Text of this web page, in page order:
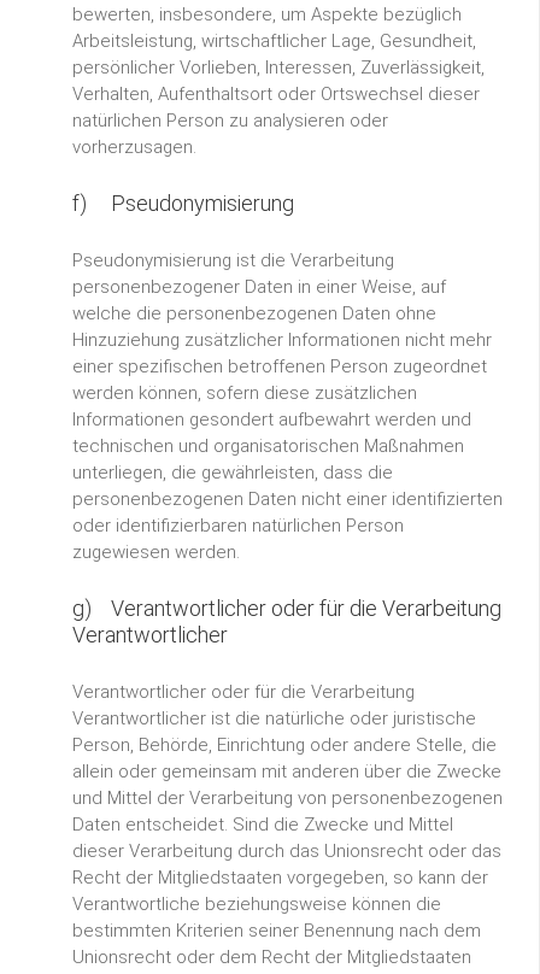
bewerten, insbesondere, um Aspekte bezüglich
Arbeitsleistung, wirtschaftlicher Lage, Gesundheit,
persönlicher Vorlieben, Interessen, Zuverlässigkeit,
Verhalten, Aufenthaltsort oder Ortswechsel dieser
natürlichen Person zu analysieren oder
vorherzusagen.
f) Pseudonymisierung
Pseudonymisierung ist die Verarbeitung
personenbezogener Daten in einer Weise, auf
welche die personenbezogenen Daten ohne
Hinzuziehung zusätzlicher Informationen nicht mehr
einer spezifischen betroffenen Person zugeordnet
werden können, sofern diese zusätzlichen
Informationen gesondert aufbewahrt werden und
technischen und organisatorischen Maßnahmen
unterliegen, die gewährleisten, dass die
personenbezogenen Daten nicht einer identifizierten
oder identifizierbaren natürlichen Person
zugewiesen werden.
g) Verantwortlicher oder für die Verarbeitung
Verantwortlicher
Verantwortlicher oder für die Verarbeitung
Verantwortlicher ist die natürliche oder juristische
Person, Behörde, Einrichtung oder andere Stelle, die
allein oder gemeinsam mit anderen über die Zwecke
und Mittel der Verarbeitung von personenbezogenen
Daten entscheidet. Sind die Zwecke und Mittel
dieser Verarbeitung durch das Unionsrecht oder das
Recht der Mitgliedstaaten vorgegeben, so kann der
Verantwortliche beziehungsweise können die
bestimmten Kriterien seiner Benennung nach dem
Unionsrecht oder dem Recht der Mitgliedstaaten